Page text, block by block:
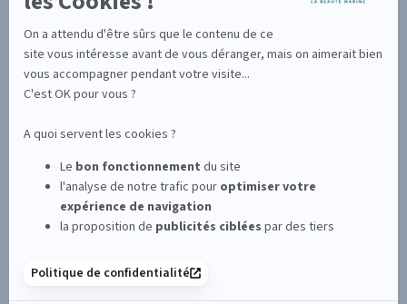
SUIVEZ-NOUS SUR
Nouvelle-Zélande
Retour au portail monde
Cliquez-ici pour modifier vos préférences en matière de